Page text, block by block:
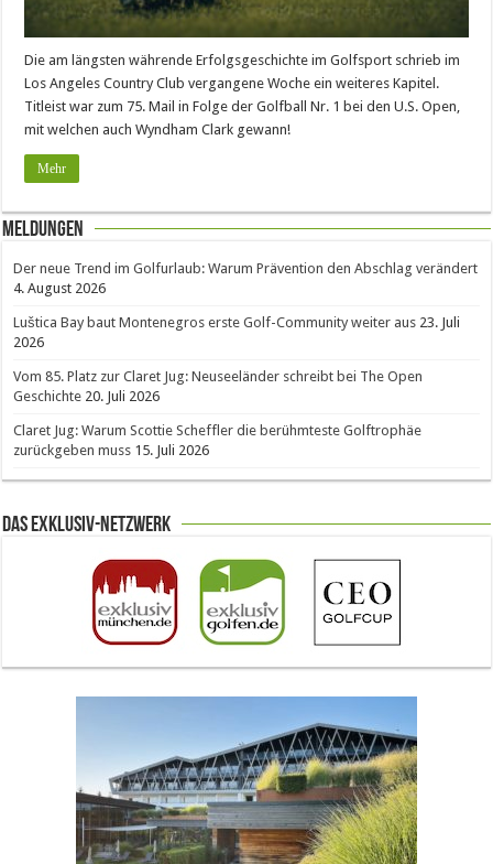
Die am längsten währende Erfolgsgeschichte im Golfsport schrieb im
Los Angeles Country Club vergangene Woche ein weiteres Kapitel.
Titleist war zum 75. Mail in Folge der Golfball Nr. 1 bei den U.S. Open,
mit welchen auch Wyndham Clark gewann!
Mehr
Meldungen
Der neue Trend im Golfurlaub: Warum Prävention den Abschlag verändert
4. August 2026
Luštica Bay baut Montenegros erste Golf-Community weiter aus 23. Juli
2026
Vom 85. Platz zur Claret Jug: Neuseeländer schreibt bei The Open
Geschichte 20. Juli 2026
Claret Jug: Warum Scottie Scheffler die berühmteste Golftrophäe
zurückgeben muss 15. Juli 2026
Das Exklusiv-Netzwerk